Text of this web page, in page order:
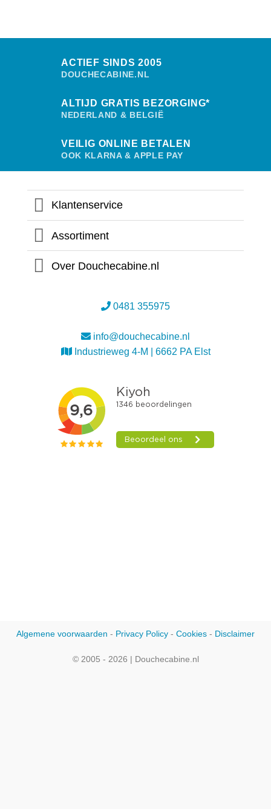
ACTIEF SINDS 2005
DOUCHECABINE.NL
ALTIJD GRATIS BEZORGING*
NEDERLAND & BELGIË
VEILIG ONLINE BETALEN
OOK KLARNA & APPLE PAY
Klantenservice
Assortiment
Over Douchecabine.nl
0481 355975
info@douchecabine.nl
Industrieweg 4-M | 6662 PA Elst
Algemene voorwaarden - Privacy Policy - Cookies - Disclaimer
© 2005 - 2026 | Douchecabine.nl